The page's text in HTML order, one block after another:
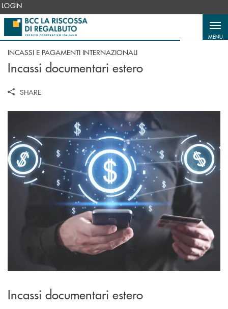
Salta al contenuto principale
LOGIN
MENU
INCASSI E PAGAMENTI INTERNAZIONALI
Incassi documentari estero
SHARE
Incassi documentari estero